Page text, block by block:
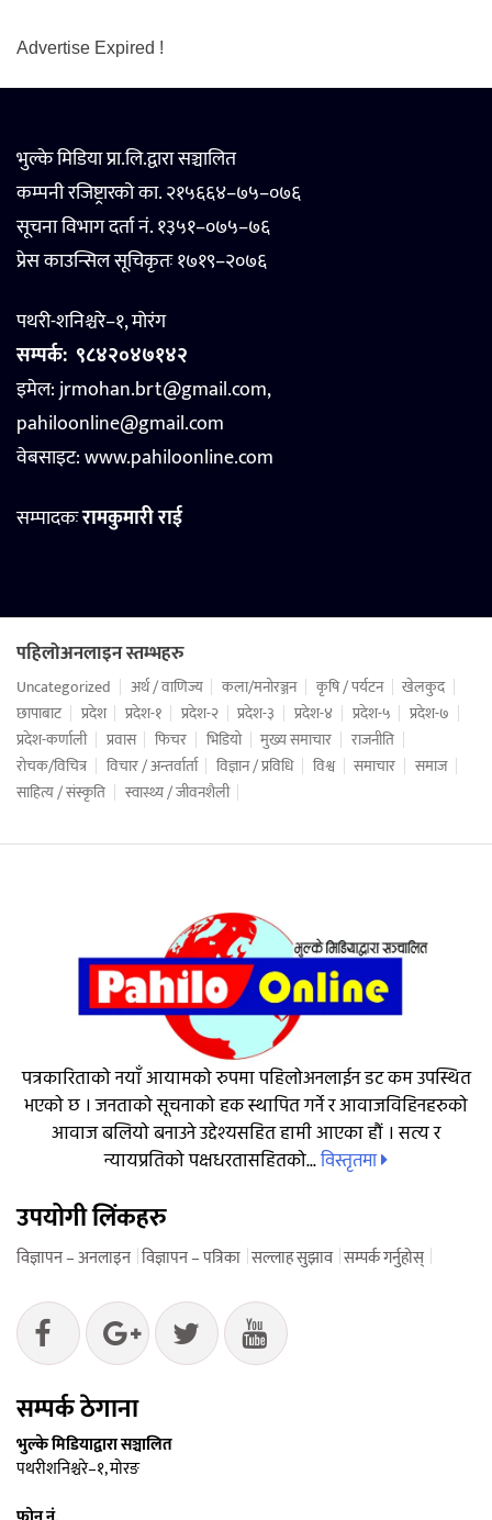
Advertise Expired !
भुल्के मिडिया प्रा.लि.द्वारा सञ्चालित
कम्पनी रजिष्ट्रारको का. २१५६६४–७५–०७६
सूचना विभाग दर्ता नं. १३५१–०७५–७६
प्रेस काउन्सिल सूचिकृतः १७१९–२०७६
पथरी-शनिश्चरे–१, मोरंग
सम्पर्क: ९८४२०४७१४२
इमेल: jrmohan.brt@gmail.com,
pahiloonline@gmail.com
वेबसाइट:www.pahiloonline.com
सम्पादकःरामकुमारी राई
पहिलोअनलाइन स्तम्भहरु
Uncategorized अर्थ / वाणिज्य कला/मनोरञ्जन कृषि / पर्यटन
खेलकुद
छापाबाट
प्रदेश प्रदेश-१ प्रदेश-२ प्रदेश-३ प्रदेश-४ प्रदेश-५
प्रदेश-७
प्रदेश-कर्णाली
प्रवास फिचर भिडियो मुख्य समाचार
राजनीति
रोचक/विचित्र
विचार / अन्तर्वार्ता विज्ञान / प्रविधि विश्व समाचार
समाज
साहित्य / संस्कृति
स्वास्थ्य / जीवनशैली
पत्रकारिताको नयाँ आयामको रुपमा पहिलोअनलाईन डट कम उपस्थित
भएको छ । जनताको सूचनाको हक स्थापित गर्ने र आवाजविहिनहरुको
आवाज बलियो बनाउने उद्देश्यसहित हामी आएका हौं । सत्य र
न्यायप्रतिको पक्षधरतासहितको...विस्तृतमा
उपयोगी लिंकहरु
विज्ञापन – अनलाइन विज्ञापन – पत्रिका सल्लाह सुझाव सम्पर्क गर्नुहोस्
सम्पर्क ठेगाना
भुल्के मिडियाद्वारा सञ्चालित
पथरीशनिश्चरे–१, मोरङ